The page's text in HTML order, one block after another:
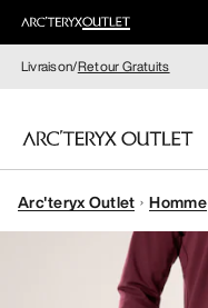
Livraison/Retour Gratuits
FEMME
HOMME
Arc'teryx Outlet Homme